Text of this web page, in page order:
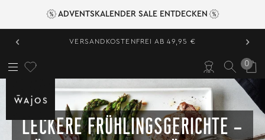
ADVENTSKALENDER SALE ENTDECKEN
‹ VERSANDKOSTENFREI AB 49,95 € ›
0
LECKERE FRÜHLINGSGERICHTE –